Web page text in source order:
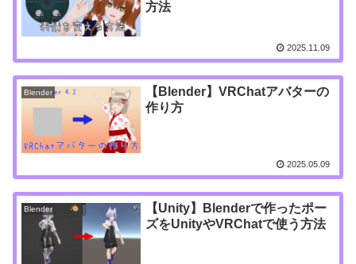
方法
2025.11.09
Blender
【Blender】VRChatアバターの
作り方
2025.05.09
Blender
【Unity】Blenderで作ったポー
ズをUnityやVRChatで使う方法